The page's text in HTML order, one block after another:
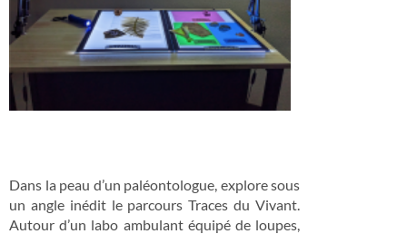
Dans la peau d’un paléontologue, explore sous
un angle inédit le parcours Traces du Vivant.
Autour d’un labo ambulant équipé de loupes,